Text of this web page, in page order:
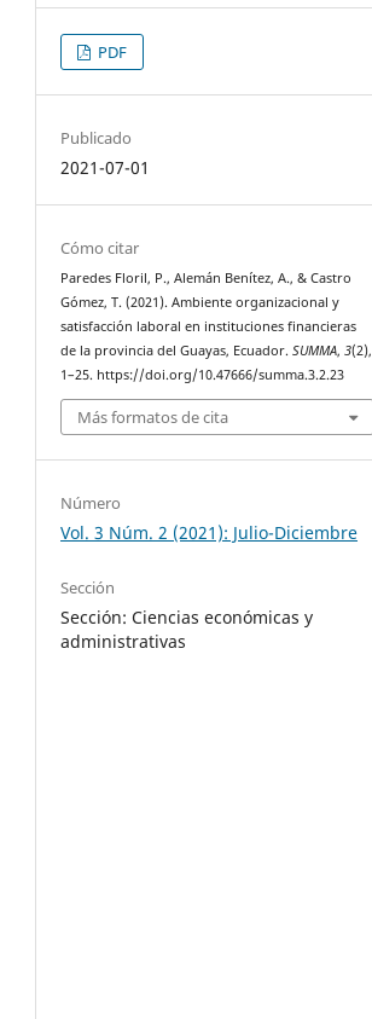
PDF
Publicado
2021-07-01
Cómo citar
Paredes Floril, P., Alemán Benítez, A., & Castro
Gómez, T. (2021). Ambiente organizacional y
satisfacción laboral en instituciones financieras
de la provincia del Guayas, Ecuador.SUMMA,3(2),
1–25. https://doi.org/10.47666/summa.3.2.23
Más formatos de cita
Número
Vol. 3 Núm. 2 (2021): Julio-Diciembre
Sección
Sección: Ciencias económicas y
administrativas